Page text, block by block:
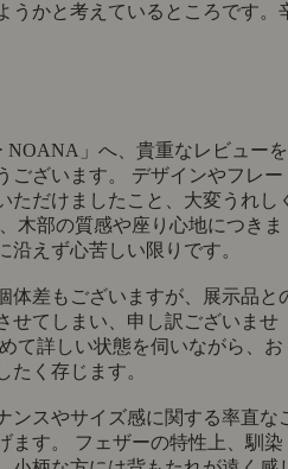
うかと考えているところです。
NOANA」へ、貴重なレビューを
ございます。 デザインやフレー
ただけましたこと、大変うれし
木部の質感や座り心地につきま
沿えず心苦しい限りです。
体差もございますが、展示品と
せてしまい、申し訳ございませ
て詳しい状態を伺いながら、お
たく存じます。
ンスやサイズ感に関する率直な
ます。 フェザーの特性上、馴染